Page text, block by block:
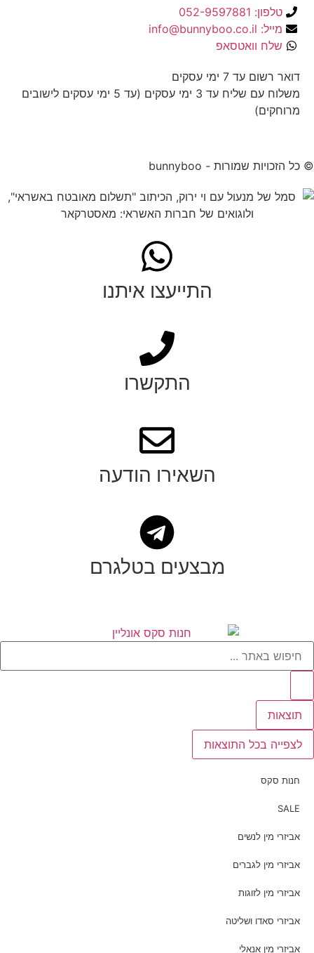
טלפון: 052-9597881
מייל: info@bunnyboo.co.il
שלח וואטסאפ
דואר רשום עד 7 ימי עסקים
משלוח עם שליח עד 3 ימי עסקים (עד 5 ימי עסקים לישובים
מרוחקים)
© כל הזכויות שמורות - bunnyboo
התייעצו איתנו
התקשרו
השאירו הודעה
מבצעים בטלגרם
תוצאות
לצפייה בכל התוצאות
חנות סקס
SALE
אביזרי מין לנשים
אביזרי מין לגברים
אביזרי מין לזוגות
אביזרי סאדו ושליטה
אביזרי מין אנאלי